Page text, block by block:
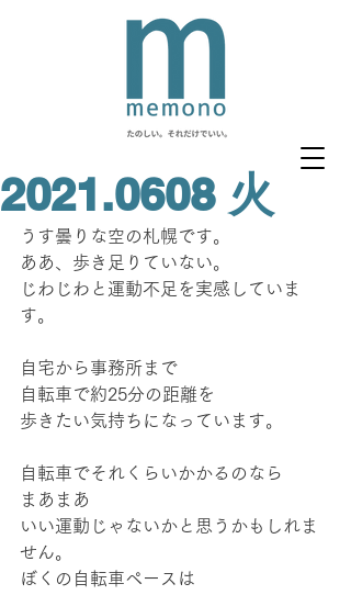
2021.0608 火
うす曇りな空の札幌です。
ああ、歩き足りていない。
じわじわと運動不足を実感していま
す。
自宅から事務所まで
自転車で約25分の距離を
歩きたい気持ちになっています。
自転車でそれくらいかかるのなら
まあまあ
いい運動じゃないかと思うかもしれま
せん。
ぼくの自転車ペースは